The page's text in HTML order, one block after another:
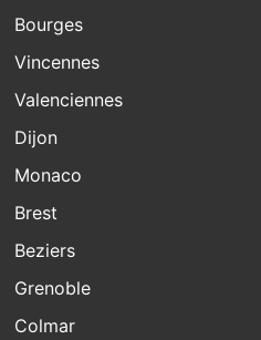
Bourges
Vincennes
Valenciennes
Dijon
Monaco
Brest
Beziers
Grenoble
Colmar